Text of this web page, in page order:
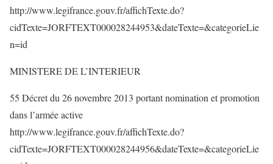
http://www.legifrance.gouv.fr/affichTexte.do?
cidTexte=JORFTEXT000028244953&dateTexte=&categorieLie
n=id
MINISTERE DE L’INTERIEUR
55 Décret du 26 novembre 2013 portant nomination et promotion
dans l’armée active
http://www.legifrance.gouv.fr/affichTexte.do?
cidTexte=JORFTEXT000028244956&dateTexte=&categorieLie